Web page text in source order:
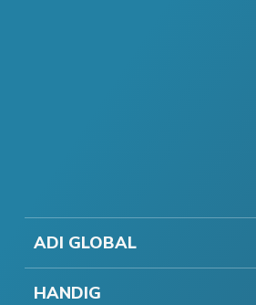
ADI GLOBAL
HANDIG